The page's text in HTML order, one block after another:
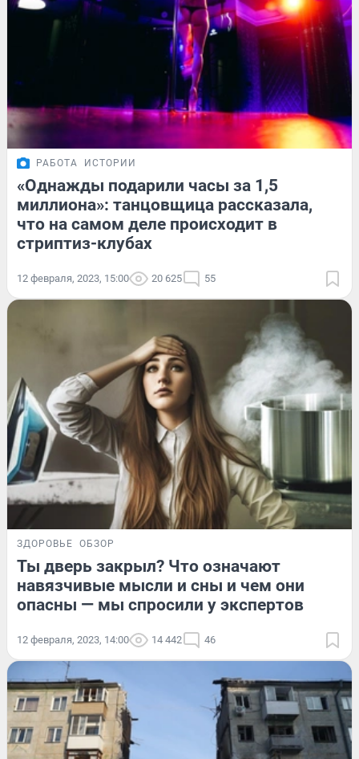
РАБОТА ИСТОРИИ
«Однажды подарили часы за 1,5
миллиона»: танцовщица рассказала,
что на самом деле происходит в
стриптиз-клубах
12 февраля, 2023, 15:00 20 625 55
ЗДОРОВЬЕ ОБЗОР
Ты дверь закрыл? Что означают
навязчивые мысли и сны и чем они
опасны — мы спросили у экспертов
12 февраля, 2023, 14:00 14 442 46